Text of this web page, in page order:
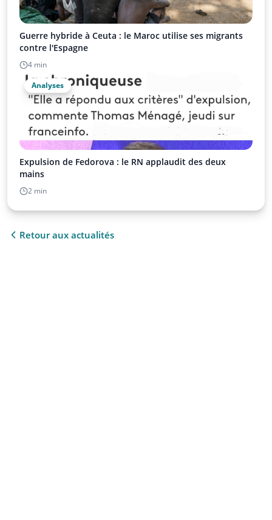
Guerre hybride à Ceuta : le Maroc utilise ses migrants
contre l'Espagne
4 min
Analyses
Expulsion de Fedorova : le RN applaudit des deux
mains
2 min
Retour aux actualités